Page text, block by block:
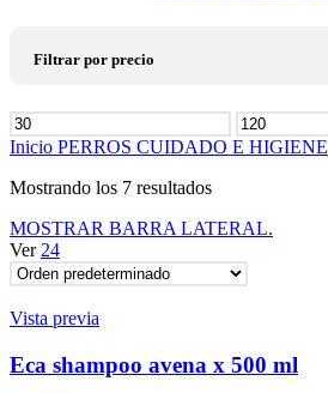
Filtrar por precio
Precio
mínimo
Precio
Inicio PERROS CUIDADO E HIGIENE
Mostrando los 7 resultados
MOSTRAR BARRA LATERAL.
Ver 24
Vista previa
Eca shampoo avena x 500 ml